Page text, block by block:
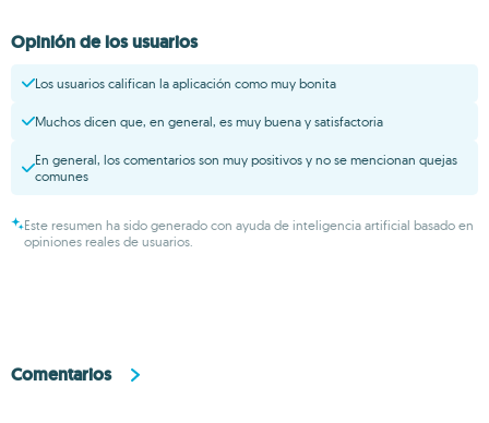
Opinión de los usuarios
Los usuarios califican la aplicación como muy bonita
Muchos dicen que, en general, es muy buena y satisfactoria
En general, los comentarios son muy positivos y no se mencionan quejas
comunes
Este resumen ha sido generado con ayuda de inteligencia artificial basado en
opiniones reales de usuarios.
Comentarios